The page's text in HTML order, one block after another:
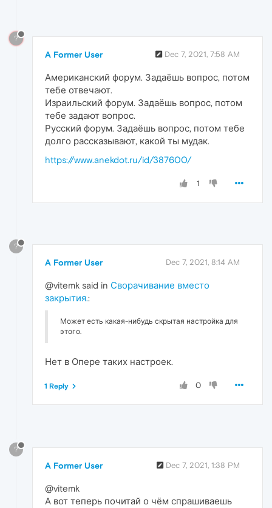
?
A Former User Dec 7, 2021, 7:58 AM
Американский форум. Задаёшь вопрос, потом
тебе отвечают.
Израильский форум. Задаёшь вопрос, потом
тебе задают вопрос.
Русский форум. Задаёшь вопрос, потом тебе
долго рассказывают, какой ты мудак.
https://www.anekdot.ru/id/387600/
1
?
A Former User Dec 7, 2021, 8:14 AM
@vitemk said in Сворачивание вместо
закрытия.:
Может есть какая-нибудь скрытая настройка для
этого.
Нет в Опере таких настроек.
0
1 Reply
?
A Former User Dec 7, 2021, 1:38 PM
@vitemk
А вот теперь почитай о чём спрашиваешь